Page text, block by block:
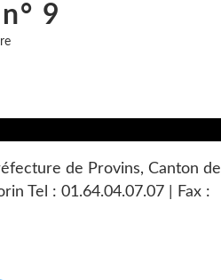
9
de Provins, Canton de
Tel : 01.64.04.07.07 | Fax :